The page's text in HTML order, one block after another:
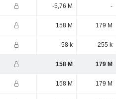
-5,76 M -
158 M 179 M
-58 k -255 k
158 M 179 M
158 M 179 M